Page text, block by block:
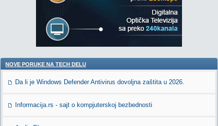
NOVE PORUKE NA TECH DELU
Da li je Windows Defender Antivirus dovoljna zaštita u 2026.
Informacija.rs - sajt o kompjuterskoj bezbednosti